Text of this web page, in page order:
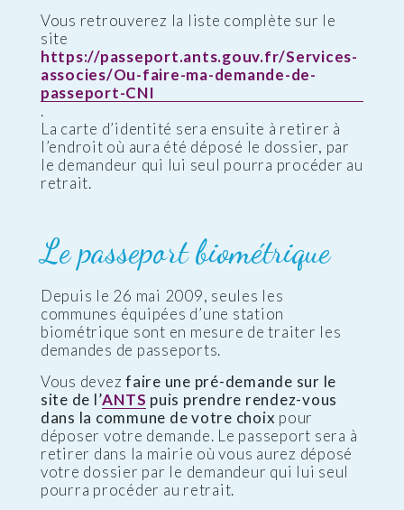
Vous retrouverez la liste complète sur le
site
https://passeport.ants.gouv.fr/Services-
associes/Ou-faire-ma-demande-de-
passeport-CNI
.
La carte d’identité sera ensuite à retirer à
l’endroit où aura été déposé le dossier, par
le demandeur qui lui seul pourra procéder au
retrait.
Le passeport biométrique
Depuis le 26 mai 2009, seules les
communes équipées d’une station
biométrique sont en mesure de traiter les
demandes de passeports.
Vous devezfaire une pré-demande sur le
site de l’ANTS puis prendre rendez-vous
dans la commune de votre choix pour
déposer votre demande. Le passeport sera à
retirer dans la mairie où vous aurez déposé
votre dossier par le demandeur qui lui seul
pourra procéder au retrait.